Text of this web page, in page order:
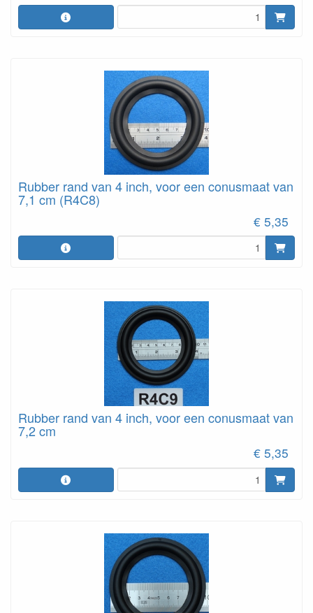
Rubber rand van 4 inch, voor een conusmaat van
7,1 cm (R4C8)
€ 5,35
Rubber rand van 4 inch, voor een conusmaat van
7,2 cm
€ 5,35